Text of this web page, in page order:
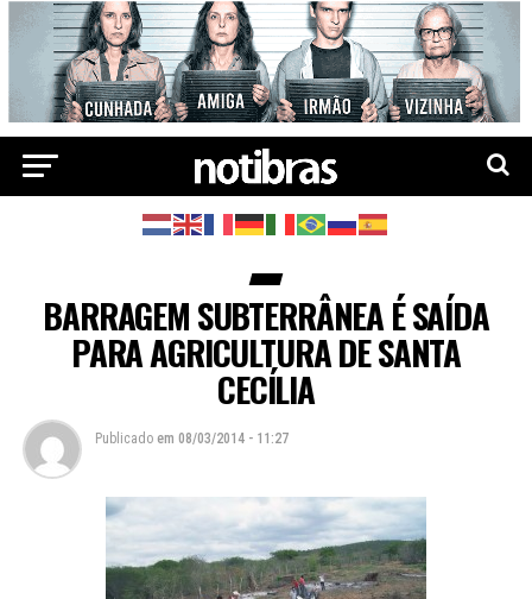
BARRAGEM SUBTERRÂNEA É SAÍDA
PARA AGRICULTURA DE SANTA
CECÍLIA
Publicado em 08/03/2014 - 11:27